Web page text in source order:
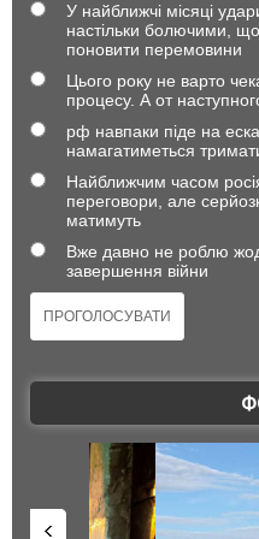
У найближчі місяці
настільки болючими,
поновити перемовини
Цього року не варто
процесу. А от
рф навпаки піде на
намагатиметься
Найближчим часом
переговори, але
матимуть
Вже давно не роблю
завершення війни